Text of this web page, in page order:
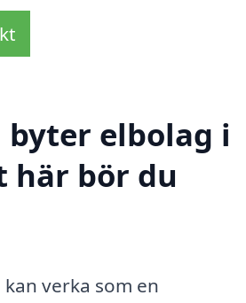
elbolag i
här bör du
verka som en